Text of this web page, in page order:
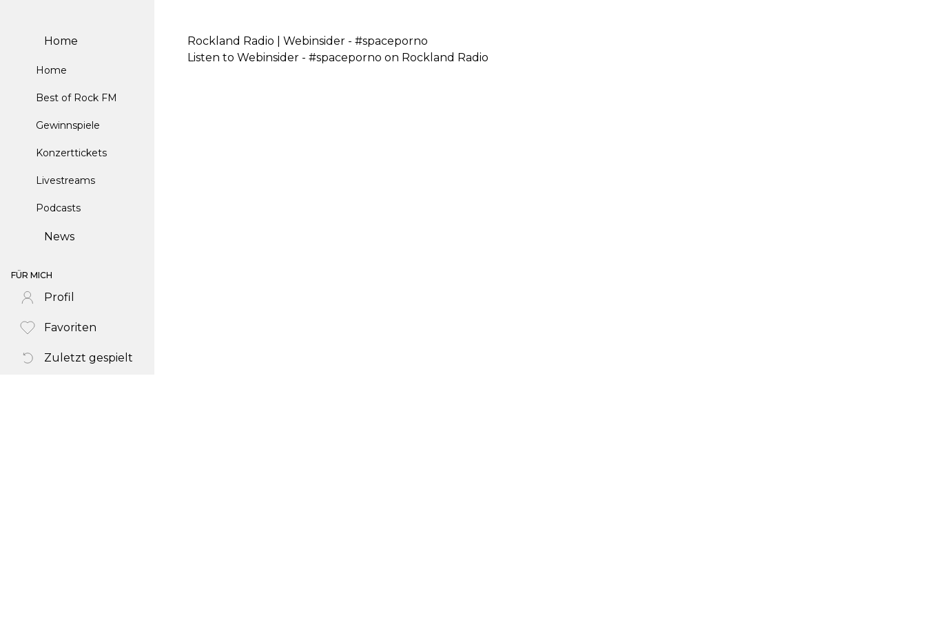
Home
Home
Best of Rock FM
Gewinnspiele
Konzerttickets
Livestreams
Podcasts
News
FÜR MICH
Profil
Favoriten
Zuletzt gespielt
Rockland Radio | Webinsider - #spaceporno
Listen to Webinsider - #spaceporno on Rockland Radio